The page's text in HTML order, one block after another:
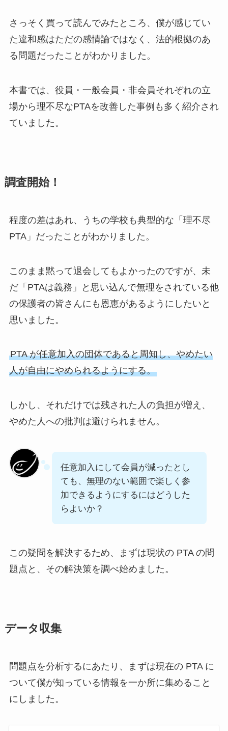
さっそく買って読んでみたところ、僕が感じてい
た違和感はただの感情論ではなく、法的根拠のあ
る問題だったことがわかりました。
本書では、役員・一般会員・非会員それぞれの立
場から理不尽なPTAを改善した事例も多く紹介され
ていました。
調査開始！
程度の差はあれ、うちの学校も典型的な「理不尽
PTA」だったことがわかりました。
このまま黙って退会してもよかったのですが、未
だ「PTAは義務」と思い込んで無理をされている他
の保護者の皆さんにも恩恵があるようにしたいと
思いました。
PTA が任意加入の団体であると周知し、やめたい
人が自由にやめられるようにする。
しかし、それだけでは残された人の負担が増え、
やめた人への批判は避けられません。
任意加入にして会員が減ったとし
ても、無理のない範囲で楽しく参
加できるようにするにはどうした
らよいか？
この疑問を解決するため、まずは現状の PTA の問
題点と、その解決策を調べ始めました。
データ収集
問題点を分析するにあたり、まずは現在の PTA に
ついて僕が知っている情報を一か所に集めること
にしました。